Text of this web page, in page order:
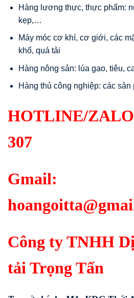
Hàng lương thực, thực phẩm:
kẹp,…
Máy móc cơ khí, cơ giới, các
khổ, quá tải
Hàng nông sản: lúa gạo, tiêu,
Hàng thủ công nghiệp: các
HOTLINE/
307
Gmail:
Công ty TNHH
tải Trọng Tấn